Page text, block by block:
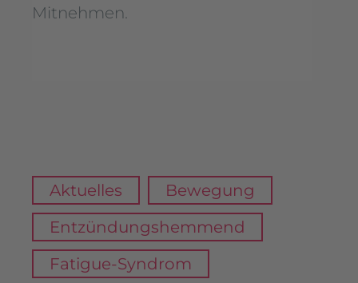
Mitnehmen.
Aktuelles
Bewegung
Entzündungshemmend
Fatigue-Syndrom